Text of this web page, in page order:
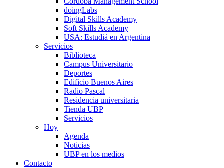
doingLabs
Digital Skills Academy
Soft Skills Academy
USA: Estudiá en Argentina
Servicios
Biblioteca
Campus Universitario
Deportes
Edificio Buenos Aires
Radio Pascal
Residencia universitaria
Tienda UBP
Servicios
Hoy
Agenda
Noticias
UBP en los medios
Contacto